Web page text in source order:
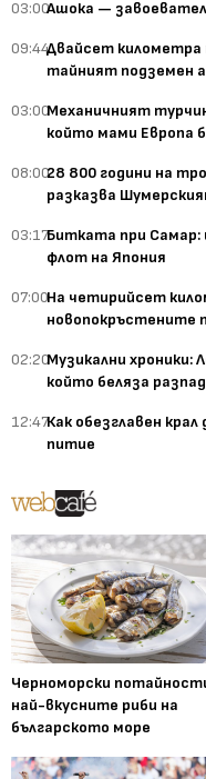
03:00Ашока —
09:44Двайсет километра
тайният подземен
03:00Механичният
който мами Европа
08:0028 800 години на
разказва
03:17Битката при Самар:
флот на Япония
07:00На четирийсет
новопокръстените
02:20Музикални хроники:
който беляза
12:47Как обезглавен
питие
Черноморски
най-вкусните риби на
българското море